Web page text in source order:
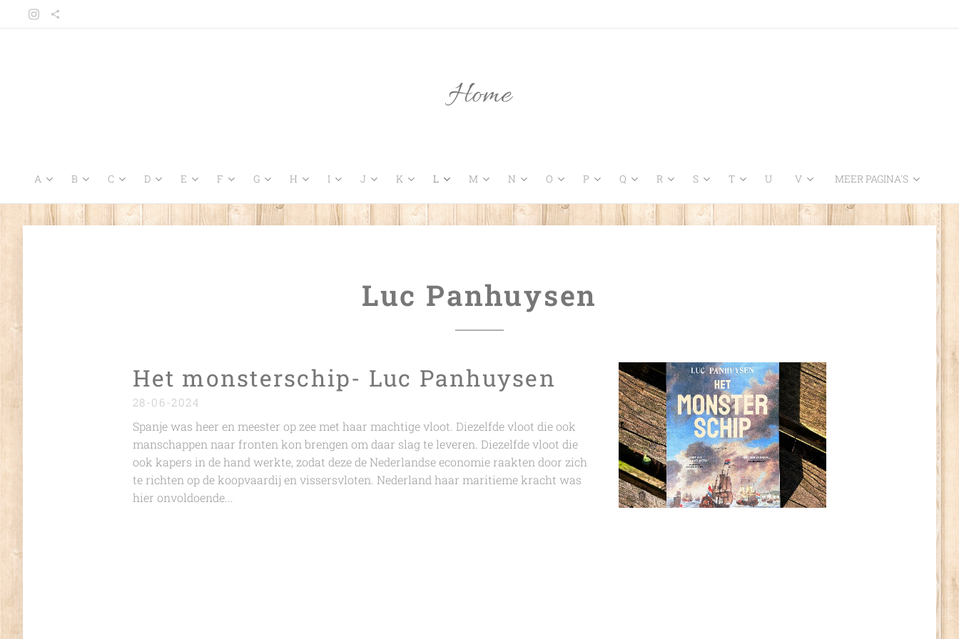
Home
A B C D E F G H I J K L M N O P Q R S T U V MEER PAGINA'S
Luc Panhuysen
Het monsterschip- Luc Panhuysen
28-06-2024
Spanje was heer en meester op zee met haar machtige vloot. Diezelfde vloot die ook
manschappen naar fronten kon brengen om daar slag te leveren. Diezelfde vloot die
ook kapers in de hand werkte, zodat deze de Nederlandse economie raakten door zich
te richten op de koopvaardij en vissersvloten. Nederland haar maritieme kracht was
hier onvoldoende...